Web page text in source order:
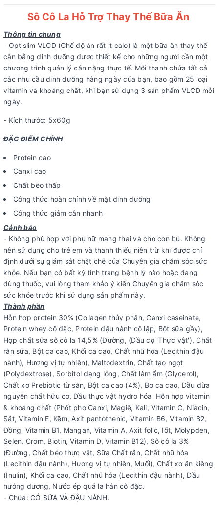
Sô Cô La Hỗ Trợ Thay Thế Bữa Ăn
Thông tin chung
- Optislim VLCD (Chế độ ăn rất ít calo) là một bữa ăn thay thế
cân bằng dinh dưỡng được thiết kế cho những người cần một
chương trình quản lý cân nặng thực tế. Mỗi thanh chứa tất cả
các nhu cầu dinh dưỡng hàng ngày của bạn, bao gồm 25 loại
vitamin và khoáng chất, khi bạn sử dụng 3 sản phẩm VLCD mỗi
ngày.
- Kích thước: 5x60g
ĐẶC ĐIỂM CHÍNH
Protein cao
Canxi cao
Chất béo thấp
Công thức hoàn chỉnh về mặt dinh dưỡng
Công thức giảm cân nhanh
Cảnh báo
- Không phù hợp với phụ nữ mang thai và cho con bú. Không
nên sử dụng cho trẻ em và thanh thiếu niên trừ khi được chỉ
định dưới sự giám sát chặt chẽ của Chuyên gia chăm sóc sức
khỏe. Nếu bạn có bất kỳ tình trạng bệnh lý nào hoặc đang
dùng thuốc, vui lòng tham khảo ý kiến ​​Chuyên gia chăm sóc
sức khỏe trước khi sử dụng sản phẩm này.
Thành phần
Hỗn hợp protein 30% (Collagen thủy phân, Canxi caseinate,
Protein whey cô đặc, Protein đậu nành cô lập, Bột sữa gầy),
Hợp chất sữa sô cô la 14,5% (Đường, (Dầu cọ 'Thực vật'), Chất
rắn sữa, Bột ca cao, Khối ca cao, Chất nhũ hóa (Lecithin đậu
nành), Hương vị tự nhiên), Maltodextrin, Chất tạo ngọt
(Polydextrose), Sorbitol dạng lỏng, Chất làm ẩm (Glycerol),
Chất xơ Prebiotic từ sắn, Bột ca cao (4%), Bơ ca cao, Dầu dừa
nguyên chất hữu cơ, Dầu thực vật hydro hóa, Hỗn hợp vitamin
& khoáng chất (Phốt pho Canxi, Magiê, Kali, Vitamin C, Niacin,
Sắt, Vitamin E, Kẽm, Axit pantothenic, Vitamin B6, Vitamin B2,
Đồng, Vitamin B1, Mangan, Vitamin A, Axit folic, Iốt, Molypden,
Selen, Crom, Biotin, Vitamin D, Vitamin B12), Sô cô la 3%
(Đường, Chất béo thực vật, Sữa Chất rắn, Chất nhũ hóa
(Lecithin đậu nành), Hương vị tự nhiên, Muối), Chất xơ ăn kiêng
(Inulin), Khối ca cao, Chất nhũ hóa (Lecithin đậu nành), Dầu
hướng dương, Nước ép quả la hán cô đặc.
- Chứa: CÓ SỮA VÀ ĐẬU NÀNH.